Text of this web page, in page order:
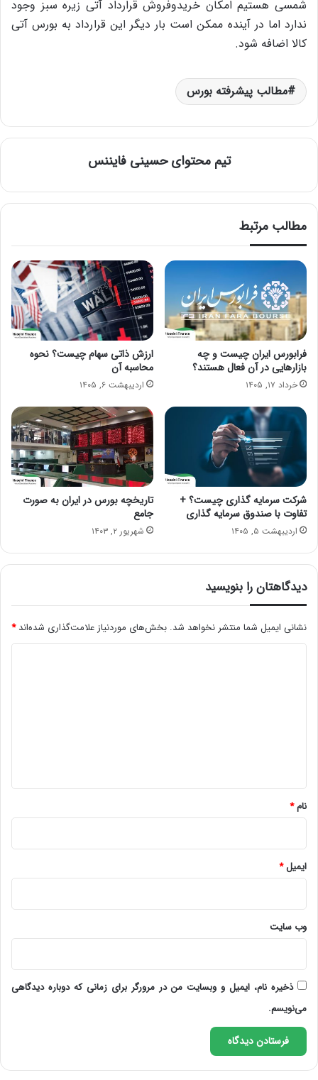
شمسی هستیم امکان خریدوفروش قرارداد آتی زیره سبز وجود
ندارد اما در آینده ممکن است بار دیگر این قرارداد به بورس آتی
کالا اضافه شود.
مطالب پیشرفته بورس
تیم محتوای حسینی‌ فایننس
مطالب مرتبط
فرابورس ایران چیست و چه
بازارهایی در آن فعال هستند؟
خرداد ۱۷, ۱۴۰۵
ارزش ذاتی سهام چیست؟ نحوه
محاسبه آن
اردیبهشت ۶, ۱۴۰۵
شرکت سرمایه‌ گذاری چیست؟ +
تفاوت با صندوق سرمایه گذاری
اردیبهشت ۵, ۱۴۰۵
تاریخچه بورس در ایران به صورت
جامع
شهریور ۲, ۱۴۰۳
دیدگاهتان را بنویسید
نشانی ایمیل شما منتشر نخواهد شد. بخش‌های موردنیاز علامت‌گذاری شده‌اند*
نام*
ایمیل*
وب‌ سایت
ذخیره نام، ایمیل و وبسایت من در مرورگر برای زمانی که دوباره دیدگاهی
می‌نویسم.